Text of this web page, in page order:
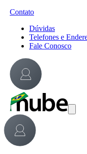
Contato
Dúvidas
Telefones e
Fale Conosco